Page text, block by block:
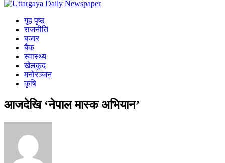
गृह पृष्ठ
राजनीति
बजार
बैंक
स्वास्थ्य
खेलकुद
मनोरञ्जन
कृषि
आजदेखि ‘नेपाल मास्क अभियान’